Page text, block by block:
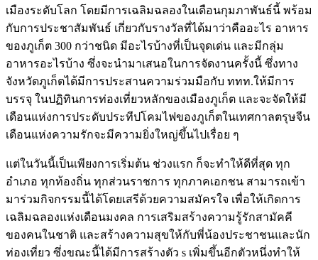
เมืองระดับโลก โดยมีการเฉลิมฉลองในเดือนกุมภาพันธ์นี้ พร้อม
กับการประชาสัมพันธ์ เกี่ยวกับรางวัลที่ได้มาว่าคืออะไร อาหาร
ของภูเก็ต 300 กว่าชนิด มีอะไรบ้างที่เป็นจุดเด่น และมีกลุ่ม
อาหารอะไรบ้าง ซึ่งจะนำมาเสนอในการจัดงานครั้งนี้ ซึ่งทาง
จังหวัดภูเก็ตได้มีการประสานความร่วมมือกับ ททท.ให้มีการ
บรรจุ ในปฏิทินการท่องเที่ยวหลักของเมืองภูเก็ต และจะจัดให้มี
เดือนแห่งการประดับประทีปโคมไฟของภูเก็ตในเทศกาลตรุษจีน
เดือนแห่งความรักจะมีความยิ่งใหญ่ขึ้นไปเรื่อย ๆ
แต่ในวันนี้เป็นเพียงการเริ่มต้น ช่วงแรก ก็จะทำให้ดีที่สุด ทุก
อำเภอ ทุกท้องถิ่น ทุกส่วนราชการ ทุกภาคเอกชน สามารถเข้า
มาร่วมกิจกรรมนี้ได้โดยเสรีด้วยความสมัครใจ เพื่อให้เกิดการ
เฉลิมฉลองแห่งเดือนมงคล การเสริมสร้างความรู้รักสามัคคี
ของคนในชาติ และสร้างความสุขให้กับพี่น้องประชาชนและนัก
ท่องเที่ยว ซึ่งขณะนี้ได้มีการสร้างตัว s เพิ่มขึ้นอีกตัวหนึ่งทำให้